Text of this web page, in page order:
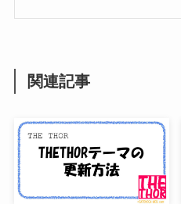
関連記事